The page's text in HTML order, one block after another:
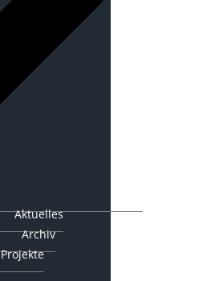
Aktuelles
Archiv
Projekte